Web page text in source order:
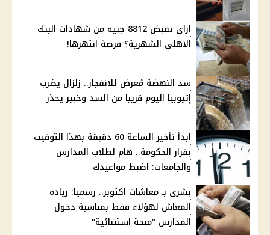
ازاي تقبض 8812 جنيه من شهادات البنك
الاهلي الشهرية؟ فرصة انتهزها!
سد النهضة مُعرض للانفجار.. زلزال يضرب
إثيوبيا اليوم قريبا من السد وخبير يحذر
ابدأ تأخير الساعة 60 دقيقة بهذا التوقيت
بقرار الحكومة.. هام لطلاب المدارس
والجامعات: اضبط مواعيدك
بشرى بـ معاشات اكتوبر.. رسميا: زيادة
المعاش لهؤلاء فقط بمناسبة دخول
المدارس "منحة استثنائية"